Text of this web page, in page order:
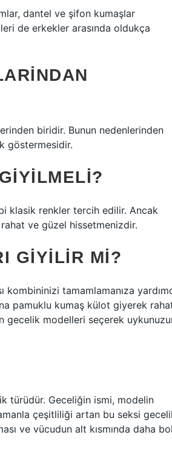
dantel ve şifon kumaşlar
de erkekler arasında oldukça
biridir. Bunun nedenlerinden
göstermesidir.
klasik renkler tercih edilir. Ancak
ve güzel hissetmenizdir.
GIYILIR MI?
kombininizi tamamlamanıza
pamuklu kumaş külot giyerek
gecelik modelleri seçerek
türüdür. Geceliğin ismi, modelin
çeşitliliği artan bu seksi
ve vücudun alt kısmında daha bol